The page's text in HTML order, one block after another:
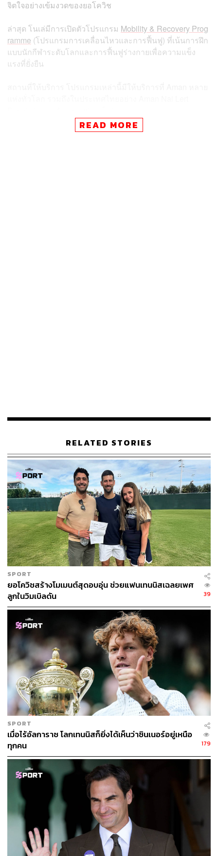
จิตใจอย่างเข้มงวดของยอโควิช
ล่าสุด โนเล่มีการเปิดตัวโปรแกรม Mobility & Recovery Prog
ramme (โปรแกรมการเคลื่อนไหวและการฟื้นฟู) ที่เน้นการฝึก
แบบนักกีฬาระดับโลกและการฟื้นฟูร่างกายเพื่อความแข็ง
แรงที่ยั่งยืน
ขณะที่ในต่างประเทศก็มี Aman New York, Amangiri
READ MORE
RELATED STORIES
SPORT
ยอโควิชสร้างโมเมนต์สุดอบอุ่น ช่วยแฟนเทนนิสเฉลยเพศ
ลูกในวิมเบิลดัน
39
SPORT
เมื่อไร้อัลการาซ โลกเทนนิสก็ยิ่งได้เห็นว่าซินเนอร์อยู่เหนือ
ทุกคน
179